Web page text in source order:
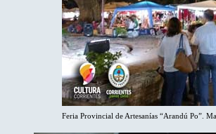
Feria Provincial de Artesanías “Arandú Po”.